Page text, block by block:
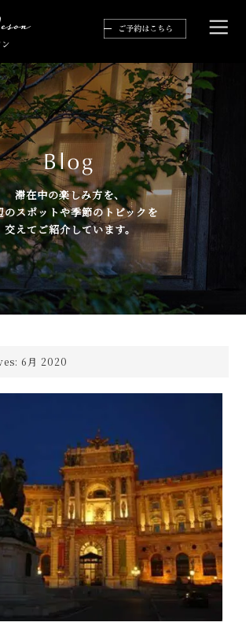
滞在中の楽しみ方を、
のスポットや季節のトピックを
交えてご紹介しています。
6月 2020